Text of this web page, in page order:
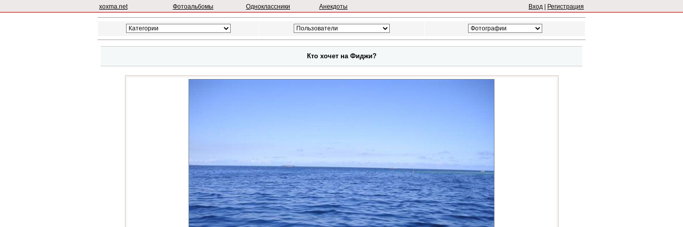
xoxma.net Фотоальбомы Одноклассники Анекдоты Вход Регистрация
Кто хочет на Фиджи?